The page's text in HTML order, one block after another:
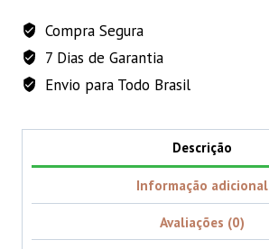
Compra Segura
7 Dias de Garantia
Envio para Todo Brasil
Descrição
Informação adicional
Avaliações (0)